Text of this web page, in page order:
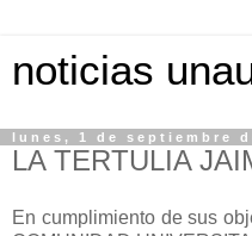
noticias
lunes, 1 de septiembre
LA TERTULIA
En cumplimiento de sus